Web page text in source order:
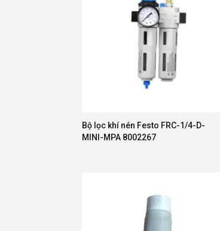
Bộ lọc khí nén Festo FRC-1/4-D-
MINI-MPA 8002267